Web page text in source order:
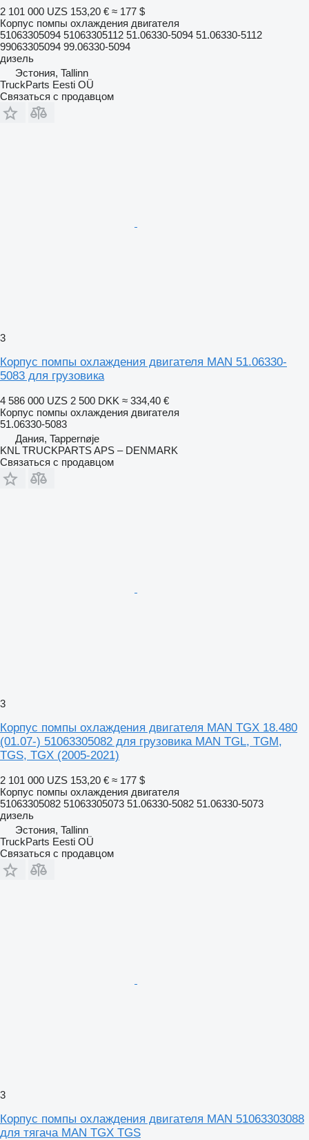
2 101 000 UZS 153,20 € ≈ 177 $
Корпус помпы охлаждения двигателя
51063305094 51063305112 51.06330-5094 51.06330-5112
99063305094 99.06330-5094
дизель
Эстония, Tallinn
TruckParts Eesti OÜ
Связаться с продавцом
3
Корпус помпы охлаждения двигателя MAN 51.06330-
5083 для грузовика
4 586 000 UZS 2 500 DKK ≈ 334,40 €
Корпус помпы охлаждения двигателя
51.06330-5083
Дания, Tappernøje
KNL TRUCKPARTS APS – DENMARK
Связаться с продавцом
3
Корпус помпы охлаждения двигателя MAN TGX 18.480
(01.07-) 51063305082 для грузовика MAN TGL, TGM,
TGS, TGX (2005-2021)
2 101 000 UZS 153,20 € ≈ 177 $
Корпус помпы охлаждения двигателя
51063305082 51063305073 51.06330-5082 51.06330-5073
дизель
Эстония, Tallinn
TruckParts Eesti OÜ
Связаться с продавцом
3
Корпус помпы охлаждения двигателя MAN 51063303088
для тягача MAN TGX TGS